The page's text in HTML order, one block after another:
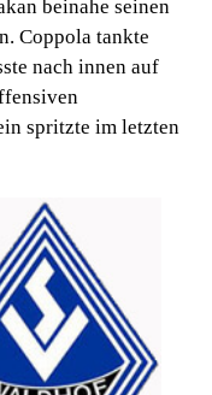
beinahe seinen
Coppola tankte
nach innen auf
spritzte im letzten